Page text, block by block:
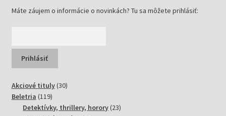
Máte záujem o informácie o novinkách? Tu sa môžete prihlásiť:
Akciové tituly 3030
Beletria 119119
produktov
Detektívky, thrillery, horory 2323